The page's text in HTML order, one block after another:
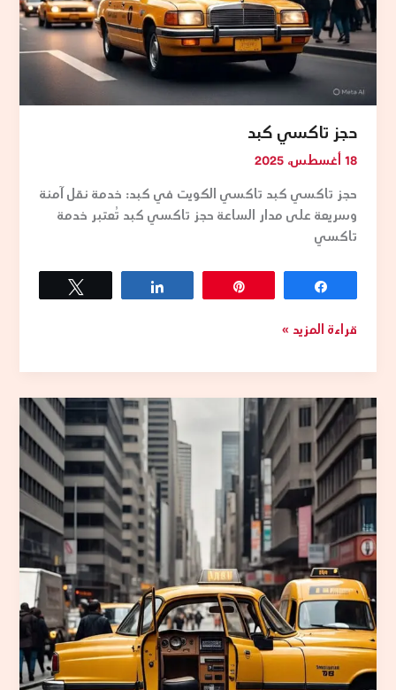
حجز تاكسي كبد
18 أغسطس، 2025
حجز تاكسي كبد تاكسي الكويت في كبد: خدمة نقل آمنة
وسريعة على مدار الساعة حجز تاكسي كبد تُعتبر خدمة
تاكسي
قراءة المزيد »
افضل
تاكسي
اجرة